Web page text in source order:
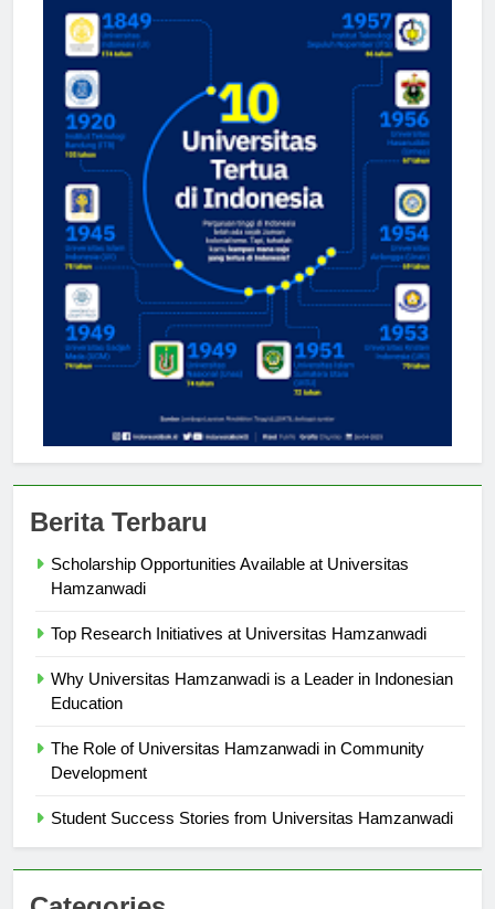
Berita Terbaru
Scholarship Opportunities Available at Universitas
Why Universitas Hamzanwadi is a Leader in Indonesian
The Role of Universitas Hamzanwadi in Community